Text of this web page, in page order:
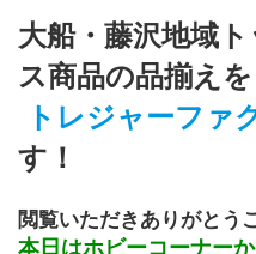
大船・藤沢地域
ス商品の品揃え
トレジャーファ
す！
閲覧いただきありがとう
本日はホビーコーナー